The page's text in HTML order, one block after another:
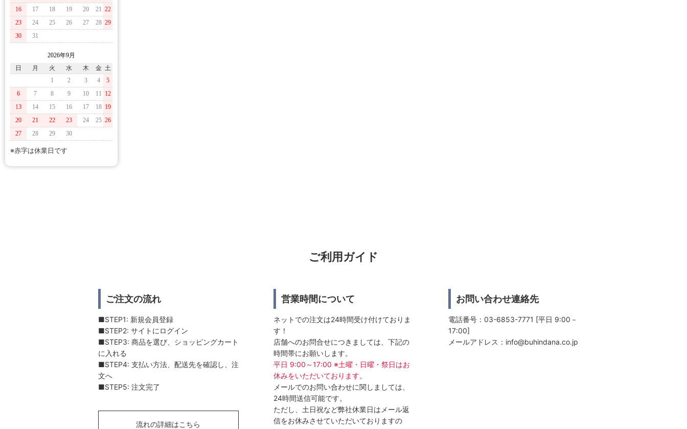
16
17 18 19 20 21 22
23
24 25 26 27 28 29
30
31
2026年9月
日
月 火 水 木 金 土
1
2 3 4
5
6
7 8 9 10 11 12
13
14 15 16 17 18 19
20
21 22 23 24 25 26
27
28 29 30
※赤字は休業日です
ご利用ガイド
ご注文の流れ
■STEP1: 新規会員登録
■STEP2: サイトにログイン
■STEP3: 商品を選び、ショッピングカート
に入れる
■STEP4: 支払い方法、配送先を確認し、注
文へ
■STEP5: 注文完了
流れの詳細はこちら
営業時間について
ネットでの注文は24時間受け付けておりま
す！
店舗へのお問合せにつきましては、下記の
時間帯にお願いします。
平日 9:00～17:00 ※土曜・日曜・祭日はお
休みをいただいております。
メールでのお問い合わせに関しましては、
24時間送信可能です。
ただし、土日祝など弊社休業日はメール返
信をお休みさせていただいておりますの
お問い合わせ連絡先
電話番号：03-6853-7771 [平日 9:00－
17:00]
メールアドレス： info@buhindana.co.jp